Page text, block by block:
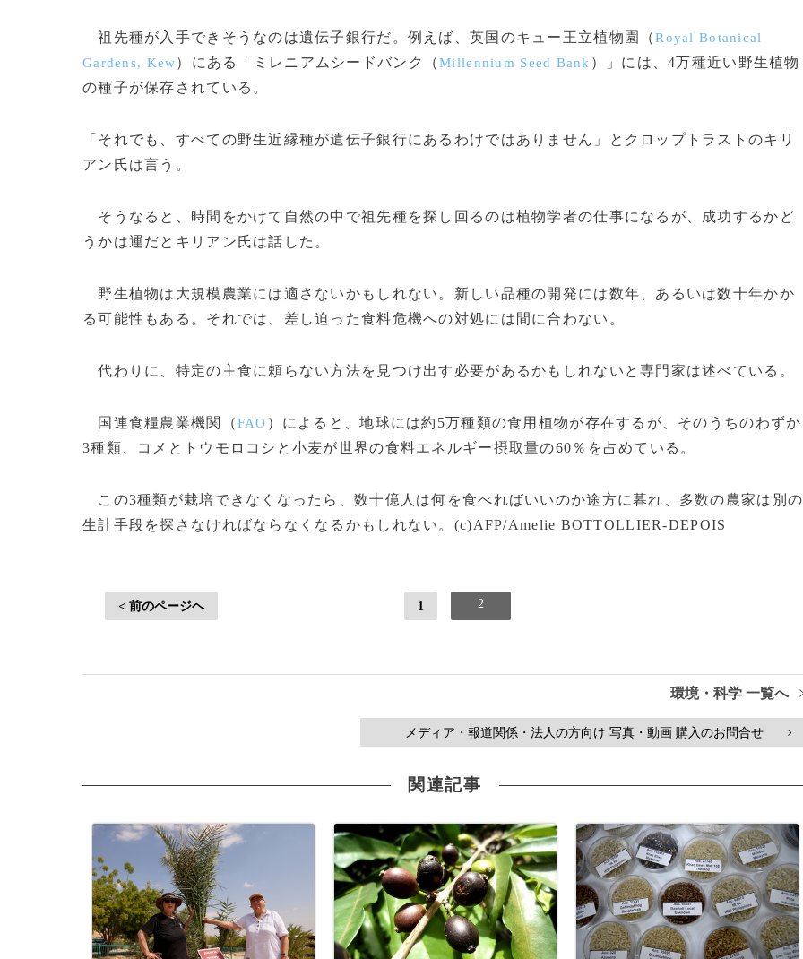
祖先種が入手できそうなのは遺伝子銀行だ。例えば、英国のキュー王立植物園（Royal Botanical
Gardens, Kew）にある「ミレニアムシードバンク（Millennium Seed Bank ）」には、4万種近い野生植物
の種子が保存されている。
「それでも、すべての野生近縁種が遺伝子銀行にあるわけではありません」とクロップトラストのキリ
アン氏は言う。
そうなると、時間をかけて自然の中で祖先種を探し回るのは植物学者の仕事になるが、成功するかど
うかは運だとキリアン氏は話した。
野生植物は大規模農業には適さないかもしれない。新しい品種の開発には数年、あるいは数十年かか
る可能性もある。それでは、差し迫った食料危機への対処には間に合わない。
代わりに、特定の主食に頼らない方法を見つけ出す必要があるかもしれないと専門家は述べている。
国連食糧農業機関（FAO ）によると、地球には約5万種類の食用植物が存在するが、そのうちのわずか
3種類、コメとトウモロコシと小麦が世界の食料エネルギー摂取量の60％を占めている。
この3種類が栽培できなくなったら、数十億人は何を食べればいいのか途方に暮れ、多数の農家は別の
生計手段を探さなければならなくなるかもしれない。(c)AFP/Amelie BOTTOLLIER-DEPOIS
< 前のページヘ 1 2
環境・科学 一覧へ
メディア・報道関係・法人の方向け 写真・動画 購入のお問合せ >
関連記事